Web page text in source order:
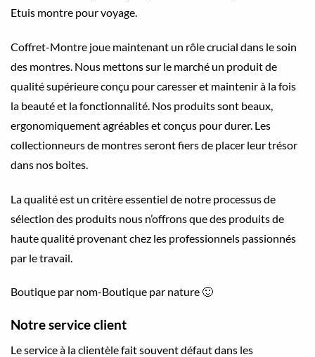
Etuis montre pour voyage.
Coffret-Montre joue maintenant un rôle crucial dans le soin
des montres. Nous mettons sur le marché un produit de
qualité supérieure conçu pour caresser et maintenir à la fois
la beauté et la fonctionnalité. Nos produits sont beaux,
ergonomiquement agréables et conçus pour durer. Les
collectionneurs de montres seront fiers de placer leur trésor
dans nos boites.
La qualité est un critère essentiel de notre processus de
sélection des produits nous n’offrons que des produits de
haute qualité provenant chez les professionnels passionnés
par le travail.
Boutique par nom-Boutique par nature 🙂
Notre service client
Le service à la clientèle fait souvent défaut dans les